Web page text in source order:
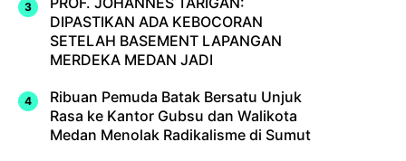
DIPASTIKAN ADA KEBOCORAN
SETELAH BASEMENT LAPANGAN
MERDEKA MEDAN JADI
Ribuan Pemuda Batak Bersatu Unjuk
Rasa ke Kantor Gubsu dan Walikota
Medan Menolak Radikalisme di Sumut